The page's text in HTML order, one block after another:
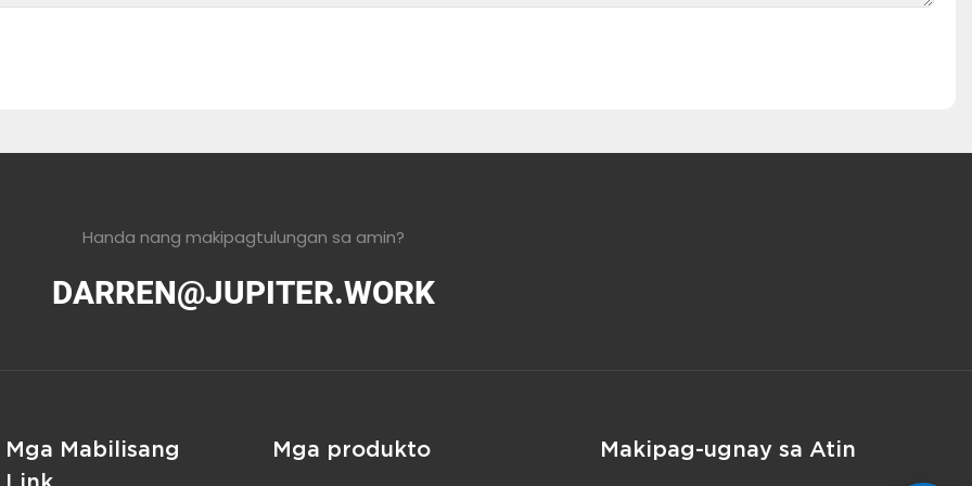
Handa nang makipagtulungan sa amin?
DARREN@JUPITER.WORK
Mga Mabilisang
Link
Mga produkto Makipag-ugnay sa Atin